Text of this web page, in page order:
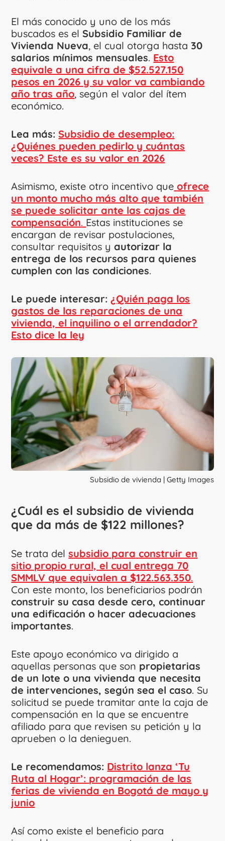
El más conocido y uno de los más
buscados es elSubsidio Familiar de
Vivienda Nueva, el cual otorga hasta30
salarios mínimos mensuales. Esto
equivale a una cifra de $52.527.150
pesos en 2026 y su valor va cambiando
año tras año, según el valor del ítem
económico.
Lea más:Subsidio de desempleo:
¿Quiénes pueden pedirlo y cuántas
veces? Este es su valor en 2026
Asimismo, existe otro incentivo que ofrece
un monto mucho más alto que también
se puede solicitar ante las cajas de
compensación. Estas instituciones se
encargan de revisar postulaciones,
consultar requisitos yautorizar la
entrega de los recursos para quienes
cumplen con las condiciones.
Le puede interesar:¿Quién paga los
gastos de las reparaciones de una
vivienda, el inquilino o el arrendador?
Esto dice la ley
Subsidio de vivienda | Getty Images
¿Cuál es el subsidio de vivienda
que da más de $122 millones?
Se trata delsubsidio para construir en
sitio propio rural, el cual entrega 70
SMMLV que equivalen a $122.563.350.
Con este monto, los beneficiarios podrán
construir su casa desde cero, continuar
una edificación o hacer adecuaciones
importantes.
Este apoyo económico va dirigido a
aquellas personas que son propietarias
de un lote o una vivienda que necesita
de intervenciones, según sea el caso. Su
solicitud se puede tramitar ante la caja de
compensación en la que se encuentre
afiliado para que revisen su petición y la
aprueben o la denieguen.
Le recomendamos: Distrito lanza ‘Tu
Ruta al Hogar’: programación de las
ferias de vivienda en Bogotá de mayo y
junio
Así como existe el beneficio para